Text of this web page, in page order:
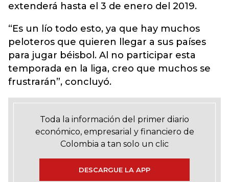
extenderá hasta el 3 de enero del 2019.
“Es un lío todo esto, ya que hay muchos
peloteros que quieren llegar a sus países
para jugar béisbol. Al no participar esta
temporada en la liga, creo que muchos se
frustrarán”, concluyó.
Toda la información del primer diario
económico, empresarial y financiero de
Colombia a tan solo un clic
DESCARGUE LA APP